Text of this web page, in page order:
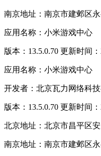
南京地址：南京市建邺区
应用名称：小米游戏中心
版本：13.5.0.70 更新时间
应用名称：小米游戏中心
开发者：北京瓦力网络科
版本：13.5.0.70 更新时间
北京地址：北京市昌平区
南京地址：南京市建邺区